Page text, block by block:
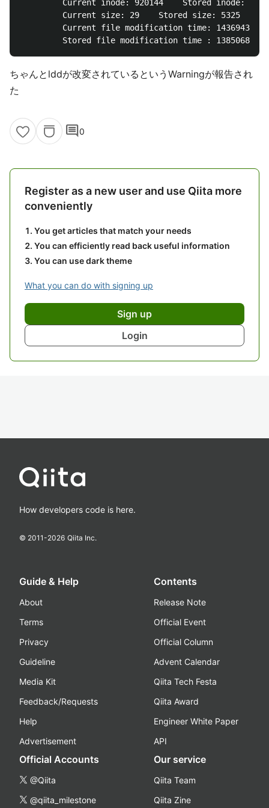
Current inode: 920144    Stored inode:
         Current size: 29    Stored size: 5325
Current file modification time: 1436943327
ちゃんとlddが改変されているというWarningが報告され
た
comment0
Register as a new user and use Qiita more
conveniently
You get articles that match your needs
You can efficiently read back useful information
You can use dark theme
What you can do with signing up
Sign up
Login
How developers code is here.
© 2011-2026 Qiita Inc.
Guide & Help
About
Terms
Privacy
Guideline
Media Kit
Feedback/Requests
Help
Advertisement
Contents
Release Note
Official Event
Official Column
Advent Calendar
Qiita Tech Festa
Qiita Award
Engineer White Paper
API
Official Accounts
@Qiita
@qiita_milestone
Our service
Qiita Team
Qiita Zine